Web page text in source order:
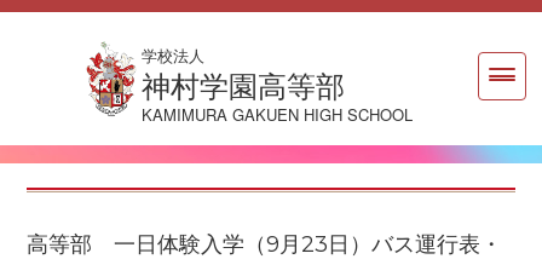
学校法人
神村学園高等部
KAMIMURA GAKUEN HIGH SCHOOL
高等部 一日体験入学（9月23日）バス運行表・